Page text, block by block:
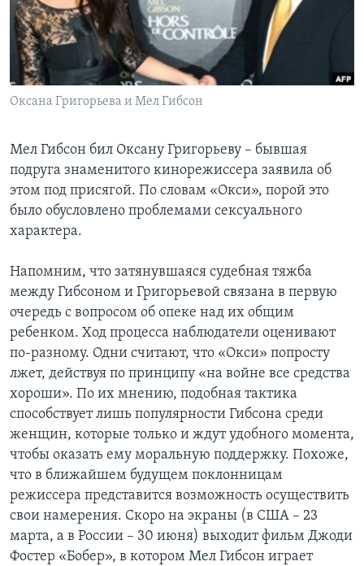
Learning English
СОЦИАЛЬНЫЕ СЕТИ
Языки
Оксана Григорьева и Мел Гибсон
Мел Гибсон бил Оксану Григорьеву – бывшая
подруга знаменитого кинорежиссера заявила об
этом под присягой. По словам «Окси», порой это
было обусловлено проблемами сексуального
характера.
Напомним, что затянувшаяся судебная тяжба
между Гибсоном и Григорьевой связана в первую
очередь с вопросом об опеке над их общим
ребенком. Ход процесса наблюдатели оценивают
по-разному. Одни считают, что «Окси» попросту
лжет, действуя по принципу «на войне все средства
хороши». По их мнению, подобная тактика
способствует лишь популярности Гибсона среди
женщин, которые только и ждут удобного момента,
чтобы оказать ему моральную поддержку. Похоже,
что в ближайшем будущем поклонницам
режиссера представится возможность осуществить
свои намерения. Скоро на экраны (в США – 23
марта, а в России – 30 июня) выходит фильм Джоди
Фостер «Бобер», в котором Мел Гибсон играет